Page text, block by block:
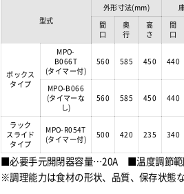
型式
外形寸法(mm)
間
口
奥
行
高
さ
間
口
ボックス
タイプ
MPO-
B066T
(タイマー付)
560 585 450 440
MPO-B066
(タイマーな
し)
560 585 450 440
ラック
スライド
タイプ
MPO-R054T
(タイマー付)
500 420 235 340
■必要手元開閉器容量…20A ■温度調節
※調理能力は食材の形状、品質、保存状態